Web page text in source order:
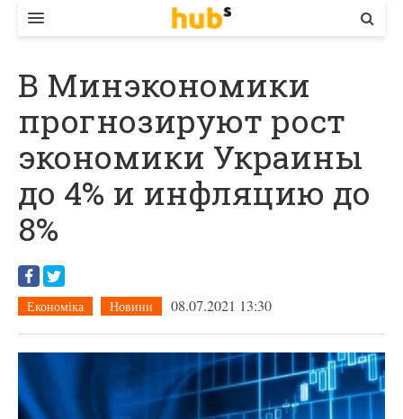
ЕКОНОМІКА
БІЗНЕС
СТАРТЕР
КОНТАКТИ
В Минэкономики
прогнозируют рост
экономики Украины
до 4% и инфляцию до
8%
Економіка Новини 08.07.2021 13:30